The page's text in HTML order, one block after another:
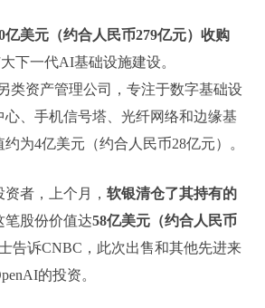
亿美元（约合人民币279亿元）收购
下一代AI基础设施建设。
类资产管理公司，专注于数字基础设
、手机信号塔、光纤网络和边缘基
为4亿美元（约合人民币28亿元）。
者，上个月， 软银清仓了其持有的
笔股份价值达58亿美元（约合人民币
告诉CNBC，此次出售和其他先进来
的投资。